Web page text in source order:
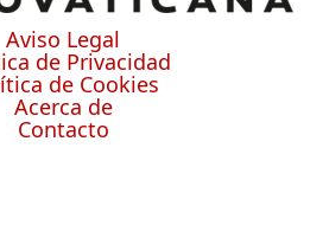
Aviso Legal
de Privacidad
de Cookies
Acerca de
Contacto